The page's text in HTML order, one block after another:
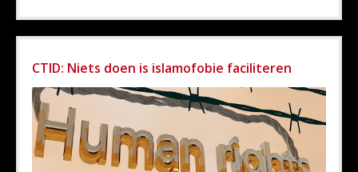
CTID: Niets doen is islamofobie faciliteren